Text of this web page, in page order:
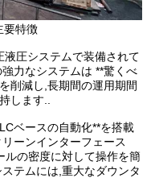
要特徴
圧システムで装備されて
力なシステムは **驚くべ
削減し,長期間の運用期間
します..
ベースの自動化**を搭載
ーンインターフェース
ルの密度に対して操作を簡
テムには,重大なダウンタ